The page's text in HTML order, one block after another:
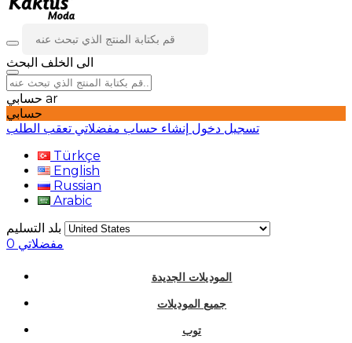
الى الخلف البحث
ar
حسابي
تسجيل دخول إنشاء حساب مفضلاتي تعقب الطلب
Türkçe
English
Russian
Arabic
بلد التسليم
مفضلاتي 0
الموديلات الجديدة
جميع الموديلات
توب